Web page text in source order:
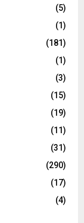
(5)
(1)
(181)
(1)
(3)
(15)
(19)
(11)
(31)
(290)
(17)
(4)